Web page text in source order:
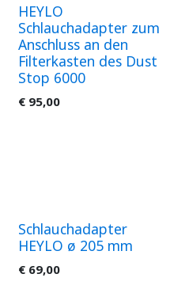
HEYLO
Schlauchadapter zum
Anschluss an den
Filterkasten des Dust
Stop 6000
€ 95,00
Schlauchadapter
HEYLO ø 205 mm
€ 69,00